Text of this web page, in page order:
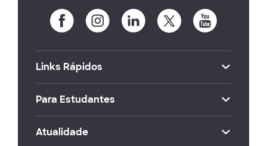
Links Rápidos
Para Estudantes
Atualidade